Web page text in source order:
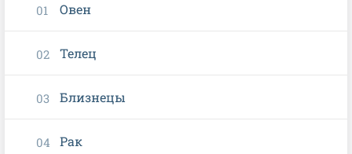
Овен
Телец
Близнецы
Рак